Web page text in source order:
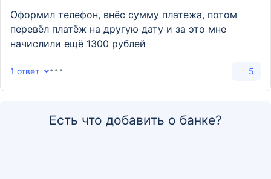
Оформил телефон, внёс сумму платежа, потом
перевёл платёж на другую дату и за это мне
начислили ещё 1300 рублей
1 ответ 5
Есть что добавить о банке?